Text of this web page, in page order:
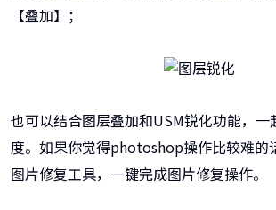
【叠加】；
也可以结合图层叠加和USM锐化功能，
度。如果你觉得photoshop操作比较难的
图片修复工具，一键完成图片修复操作。